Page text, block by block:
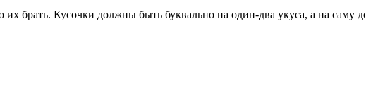
брать. Кусочки должны быть буквально на один-два укуса, а на саму